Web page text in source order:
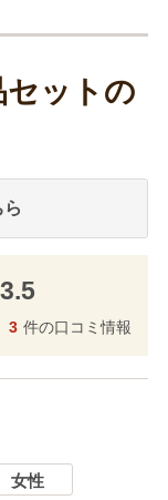
セットの
3.5
3 件の口コミ情報
女性